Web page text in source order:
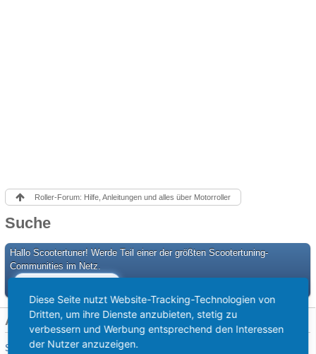
Roller-Forum: Hilfe, Anleitungen und alles über Motorroller
Suche
Hallo Scootertuner! Werde Teil einer der größten Scootertuning-
Communities im Netz.
Allgemeine Suchangaben
Suche nach Begriff
Diese Seite nutzt Website-Tracking-Technologien von
Dritten, um ihre Dienste anzubieten, stetig zu
verbessern und Werbung entsprechend den Interessen
der Nutzer anzuzeigen.